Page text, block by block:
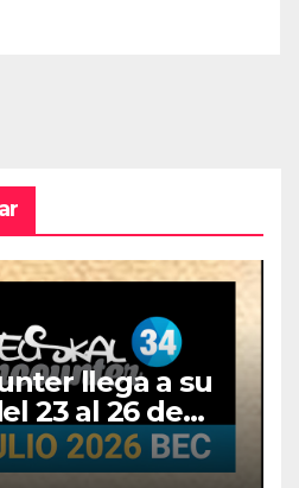
llega a su
23 al 26 de